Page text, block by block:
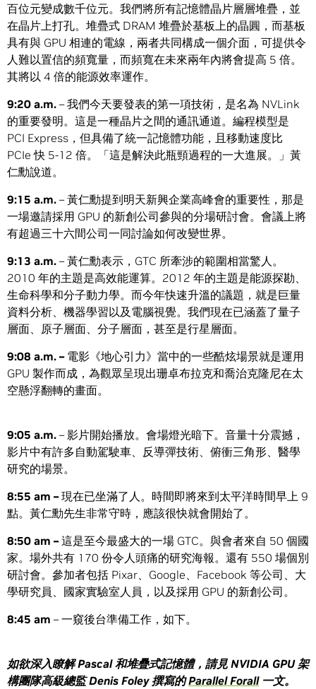
百位元變成數千位元。我們將所有記憶體晶片層層堆疊，並
在晶片上打孔。堆疊式 DRAM 堆疊於基板上的晶圓，而基板
具有與 GPU 相連的電線，兩者共同構成一個介面，可提供令
人難以置信的頻寬量，而頻寬在未來兩年內將會提高 5 倍。
其將以 4 倍的能源效率運作。
9:20 a.m. – 我們今天要發表的第一項技術，是名為 NVLink
的重要發明。這是一種晶片之間的通訊通道。編程模型是
PCI Express，但具備了統一記憶體功能，且移動速度比
PCIe 快 5-12 倍。「這是解決此瓶頸過程的一大進展。」黃
仁勳說道。
9:15 a.m. – 黃仁勳提到明天新興企業高峰會的重要性，那是
一場邀請採用 GPU 的新創公司參與的分場研討會。會議上將
有超過三十六間公司一同討論如何改變世界。
9:13 a.m. – 黃仁勳表示，GTC 所牽涉的範圍相當驚人。
2010 年的主題是高效能運算。2012 年的主題是能源探勘、
生命科學和分子動力學。而今年快速升溫的議題，就是巨量
資料分析、機器學習以及電腦視覺。我們現在已涵蓋了量子
層面、原子層面、分子層面，甚至是行星層面。
9:08 a.m. – 電影《地心引力》當中的一些酷炫場景就是運用
GPU 製作而成，為觀眾呈現出珊卓布拉克和喬治克隆尼在太
空懸浮翻轉的畫面。
9:05 a.m. – 影片開始播放。會場燈光暗下。音量十分震撼，
影片中有許多自動駕駛車、反導彈技術、俯衝三角形、醫學
研究的場景。
8:55 am –現在已坐滿了人。時間即將來到太平洋時間早上 9
點。黃仁勳先生非常守時，應該很快就會開始了。
8:50 am –這是至今最盛大的一場 GTC。與會者來自 50 個國
家。場外共有 170 份令人頭痛的研究海報。還有 550 場個別
研討會。參加者包括 Pixar、Google、Facebook 等公司、大
學研究員、國家實驗室人員，以及採用 GPU 的新創公司。
8:45 am – 一窺後台準備工作，如下。
如欲深入瞭解Pascal和堆疊式記憶體， 請見 NVIDIA GPU架
構團隊高級總監Denis Foley 撰寫的 Parallel Forall 一文。